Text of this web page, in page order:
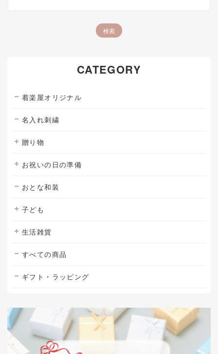
CATEGORY
着楽屋オリジナル
名入れ刺繍
贈り物
お祝いの日の準備
おとな和装
子ども
生活雑貨
すべての商品
ギフト・ラッピング